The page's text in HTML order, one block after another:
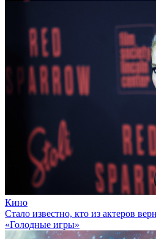
Кино
Стало известно, кто из актеров
«Голодные игры»